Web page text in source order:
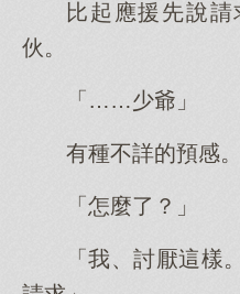
比起應援先說
伙。
「……少爺」
有種不詳的預感。
「怎麼了？」
「我、討厭這樣